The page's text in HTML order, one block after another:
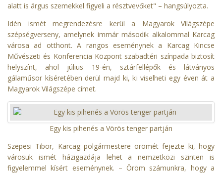
alatt is árgus szemekkel figyeli a résztvevőket" – hangsúlyozta.
Idén ismét megrendezésre kerül a Magyarok Világszépe
szépségverseny, amelynek immár második alkalommal Karcag
városa ad otthont. A rangos eseménynek a Karcag Kincse
Művészeti és Konferencia Központ szabadtéri színpada biztosít
helyszínt, ahol július 19-én, sztárfellépők és látványos
gálaműsor kíséretében derül majd ki, ki viselheti egy éven át a
Magyarok Világszépe címet.
Egy kis pihenés a Vörös tenger partján
Szepesi Tibor, Karcag polgármestere örömét fejezte ki, hogy
városuk ismét házigazdája lehet a nemzetközi szinten is
figyelemmel kísért eseménynek. – Öröm számunkra, hogy a